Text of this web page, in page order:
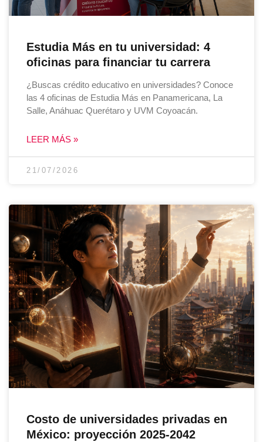
Estudia Más en tu universidad: 4
oficinas para financiar tu carrera
¿Buscas crédito educativo en universidades? Conoce
las 4 oficinas de Estudia Más en Panamericana, La
Salle, Anáhuac Querétaro y UVM Coyoacán.
LEER MÁS »
21/07/2026
Costo de universidades privadas en
México: proyección 2025-2042